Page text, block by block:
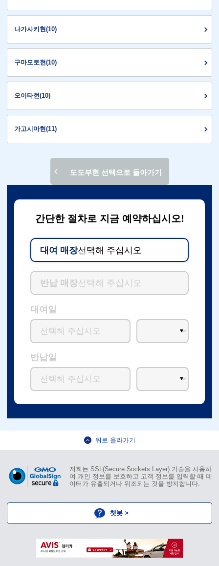
나가사키현(10)
구마모토현(10)
오이타현(10)
가고시마현(11)
도도부현 선택으로 돌아가기
간단한 절차로 지금 예약하십시오!
대여 매장선택해 주십시오
반납 매장선택해 주십시오
대여일
반납일
위로 올라가기
저희는 SSL(Secure Sockets Layer) 기술을 사용하
여 개인 정보를 보호하고 고객 정보를 입력할 때 데
이터가 유출되거나 위조되는 것을 방지합니다.
챗봇 >